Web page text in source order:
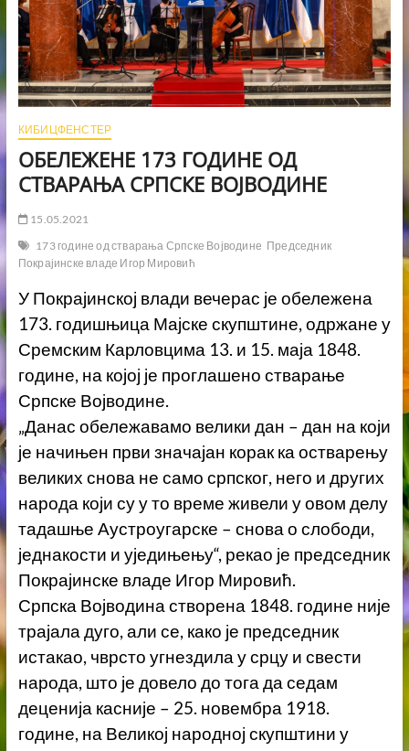
КИБИЦФЕНСТЕР
ОБЕЛЕЖЕНЕ 173 ГОДИНЕ ОД
СТВАРАЊА СРПСКЕ ВОЈВОДИНЕ
15.05.2021
173 године од стварања Српске Војводине Председник
Покрајинске владе Игор Мировић
У Покрајинској влади вечерас је обележена
173. годишњица Мајске скупштине, одржане у
Сремским Карловцима 13. и 15. маја 1848.
године, на којој је проглашено стварање
Српске Војводине.
„Данас обележавамо велики дан – дан на који
је начињен први значајан корак ка остварењу
великих снова не само српског, него и других
народа који су у то време живели у овом делу
тадашње Аустроугарске – снова о слободи,
једнакости и уједињењу“, рекао је председник
Покрајинске владе Игор Мировић.
Српска Војводина створена 1848. године није
трајала дуго, али се, како је председник
истакао, чврсто угнездила у срцу и свести
народа, што је довело до тога да седам
деценија касније – 25. новембра 1918.
године, на Великој народној скупштини у